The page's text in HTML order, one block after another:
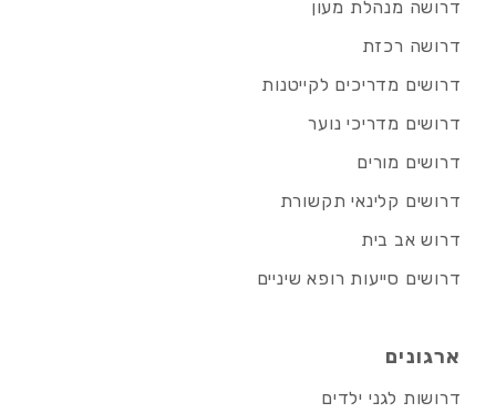
דרושה מנהלת מעון
דרושה רכזת
דרושים מדריכים לקייטנות
דרושים מדריכי נוער
דרושים מורים
דרושים קלינאי תקשורת
דרוש אב בית
דרושים סייעות רופא שיניים
ארגונים
דרושות לגני ילדים